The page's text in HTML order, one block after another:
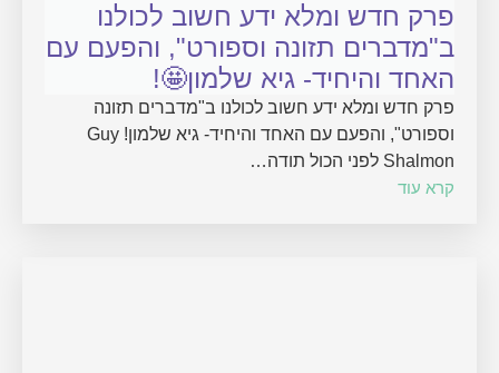
פרק חדש ומלא ידע חשוב לכולנו
ב"מדברים תזונה וספורט", והפעם עם
האחד והיחיד- גיא שלמון🤩!
פרק חדש ומלא ידע חשוב לכולנו ב"מדברים תזונה
וספורט", והפעם עם האחד והיחיד- גיא שלמון! Guy
Shalmon לפני הכול תודה…
קרא עוד